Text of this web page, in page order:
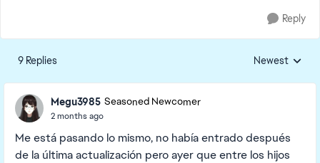
Reply
9 Replies Replies sorted
Newest
Megu3985 Seasoned Newcomer
2 months ago
Me está pasando lo mismo, no había entrado después
de la última actualización pero ayer que entre los hijos